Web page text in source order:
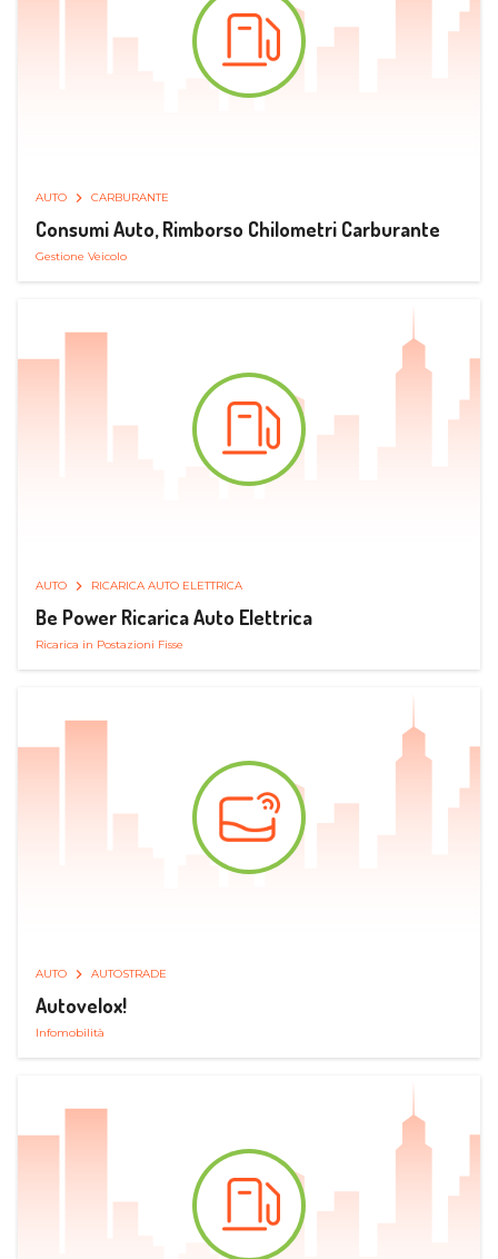
AUTO CARBURANTE
Consumi Auto, Rimborso Chilometri Carburante
Gestione Veicolo
AUTO RICARICA AUTO ELETTRICA
Be Power Ricarica Auto Elettrica
Ricarica in Postazioni Fisse
AUTO AUTOSTRADE
Autovelox!
Infomobilità